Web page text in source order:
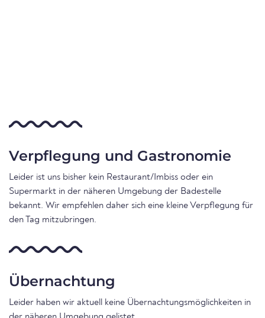
Verpflegung und Gastronomie
Leider ist uns bisher kein Restaurant/Imbiss oder ein
Supermarkt in der näheren Umgebung der Badestelle
bekannt. Wir empfehlen daher sich eine kleine Verpflegung für
den Tag mitzubringen.
Übernachtung
Leider haben wir aktuell keine Übernachtungsmöglichkeiten in